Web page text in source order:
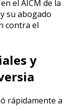
el AICM de la
su abogado
contra el
y
rápidamente a